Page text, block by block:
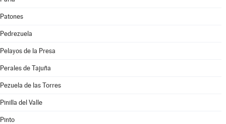
Patones
Pedrezuela
Pelayos de la Presa
Perales de Tajuña
Pezuela de las Torres
Pinilla del Valle
Pinto